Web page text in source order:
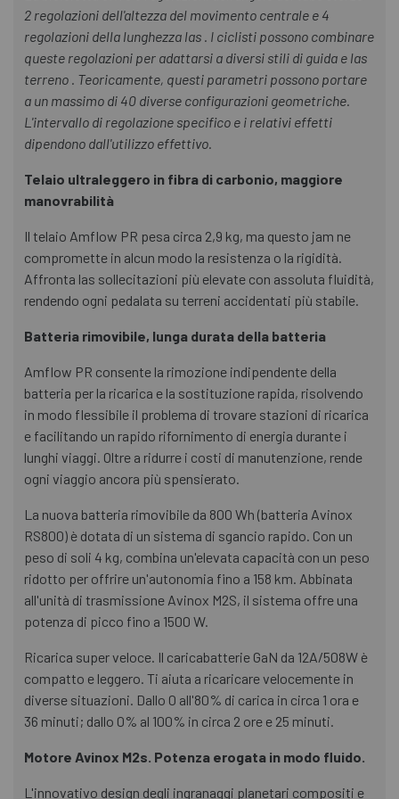
2 regolazioni dell'altezza del movimento centrale e 4
regolazioni della lunghezza las . I ciclisti possono combinare
queste regolazioni per adattarsi a diversi stili di guida e las
terreno . Teoricamente, questi parametri possono portare
a un massimo di 40 diverse configurazioni geometriche.
L'intervallo di regolazione specifico e i relativi effetti
dipendono dall'utilizzo effettivo.
Telaio ultraleggero in fibra di carbonio, maggiore
manovrabilità
Il telaio Amflow PR pesa circa 2,9 kg, ma questo jam ne
compromette in alcun modo la resistenza o la rigidità.
Affronta las sollecitazioni più elevate con assoluta fluidità,
rendendo ogni pedalata su terreni accidentati più stabile.
Batteria rimovibile, lunga durata della batteria
Amflow PR consente la rimozione indipendente della
batteria per la ricarica e la sostituzione rapida, risolvendo
in modo flessibile il problema di trovare stazioni di ricarica
e facilitando un rapido rifornimento di energia durante i
lunghi viaggi. Oltre a ridurre i costi di manutenzione, rende
ogni viaggio ancora più spensierato.
La nuova batteria rimovibile da 800 Wh (batteria Avinox
RS800) è dotata di un sistema di sgancio rapido. Con un
peso di soli 4 kg, combina un'elevata capacità con un peso
ridotto per offrire un'autonomia fino a 158 km. Abbinata
all'unità di trasmissione Avinox M2S, il sistema offre una
potenza di picco fino a 1500 W.
Ricarica super veloce. Il caricabatterie GaN da 12A/508W è
compatto e leggero. Ti aiuta a ricaricare velocemente in
diverse situazioni. Dallo 0 all'80% di carica in circa 1 ora e
36 minuti; dallo 0% al 100% in circa 2 ore e 25 minuti.
Motore Avinox M2s. Potenza erogata in modo fluido.
L'innovativo design degli ingranaggi planetari compositi e